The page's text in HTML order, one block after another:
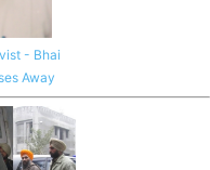
- Bhai
Away